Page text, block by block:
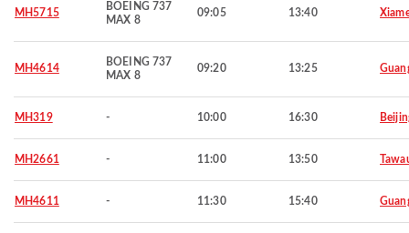
MH5715
BOEING 737
MAX 8
09:05 13:40
MH4614
BOEING 737
MAX 8
09:20 13:25
MH319 - 10:00 16:30
MH2661 - 11:00 13:50
MH4611 - 11:30 15:40